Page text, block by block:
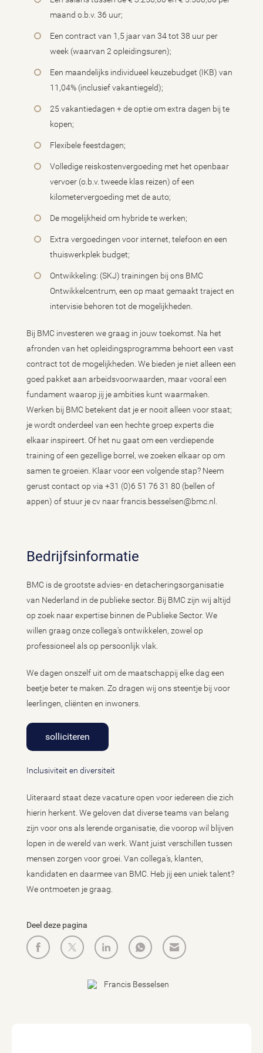
maand o.b.v. 36 uur;
Een contract van 1,5 jaar van 34 tot 38 uur per
week (waarvan 2 opleidingsuren);
Een maandelijks individueel keuzebudget (IKB) van
11,04% (inclusief vakantiegeld);
25 vakantiedagen + de optie om extra dagen bij te
kopen;
Flexibele feestdagen;
Volledige reiskostenvergoeding met het openbaar
vervoer (o.b.v. tweede klas reizen) of een
kilometervergoeding met de auto;
De mogelijkheid om hybride te werken;
Extra vergoedingen voor internet, telefoon en een
thuiswerkplek budget;
Ontwikkeling: (SKJ) trainingen bij ons BMC
Ontwikkelcentrum, een op maat gemaakt traject en
intervisie behoren tot de mogelijkheden.
Bij BMC investeren we graag in jouw toekomst. Na het
afronden van het opleidingsprogramma behoort een vast
contract tot de mogelijkheden. We bieden je niet alleen een
goed pakket aan arbeidsvoorwaarden, maar vooral een
fundament waarop jij je ambities kunt waarmaken.
Werken bij BMC betekent dat je er nooit alleen voor staat;
je wordt onderdeel van een hechte groep experts die
elkaar inspireert. Of het nu gaat om een verdiepende
training of een gezellige borrel, we zoeken elkaar op om
samen te groeien. Klaar voor een volgende stap? Neem
gerust contact op via +31 (0)6 51 76 31 80 (bellen of
appen) of stuur je cv naar francis.besselsen@bmc.nl.
Bedrijfsinformatie
BMC is de grootste advies- en detacheringsorganisatie
van Nederland in de publieke sector. Bij BMC zijn wij altijd
op zoek naar expertise binnen de Publieke Sector. We
willen graag onze collega's ontwikkelen, zowel op
professioneel als op persoonlijk vlak.
We dagen onszelf uit om de maatschappij elke dag een
beetje beter te maken. Zo dragen wij ons steentje bij voor
leerlingen, cliënten en inwoners.
solliciteren
Inclusiviteit en diversiteit
Uiteraard staat deze vacature open voor iedereen die zich
hierin herkent. We geloven dat diverse teams van belang
zijn voor ons als lerende organisatie, die voorop wil blijven
lopen in de wereld van werk. Want juist verschillen tussen
mensen zorgen voor groei. Van collega's, klanten,
kandidaten en daarmee van BMC. Heb jij een uniek talent?
We ontmoeten je graag.
Deel deze pagina